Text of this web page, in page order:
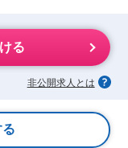
る
非公開求人とは